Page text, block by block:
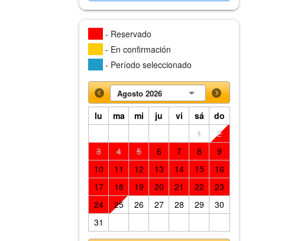
- Reservado
- En confirmación
- Período seleccionado
Agosto 2026
lu ma mi ju vi sá
do
1
2
3
4 5 6 7 8
9
10
11 12 13 14 15
16
17
18 19 20 21 22
23
24
25 26 27 28 29
30
31